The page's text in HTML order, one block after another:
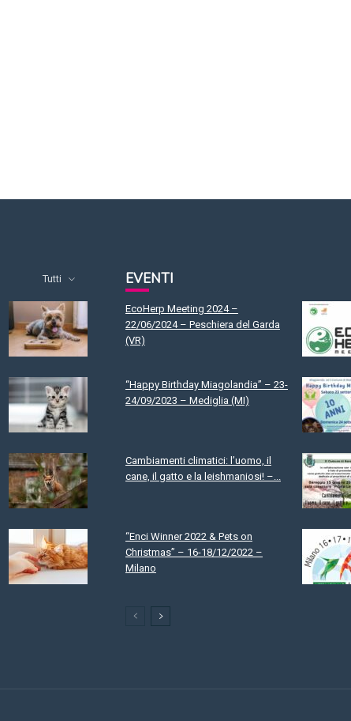
Tutti EVENTI
EcoHerp Meeting 2024 –
22/06/2024 – Peschiera del Garda
(VR)
“Happy Birthday Miagolandia” – 23-
24/09/2023 – Mediglia (MI)
Cambiamenti climatici: l’uomo, il
cane, il gatto e la leishmaniosi! –...
“Enci Winner 2022 & Pets on
Christmas” – 16-18/12/2022 –
Milano